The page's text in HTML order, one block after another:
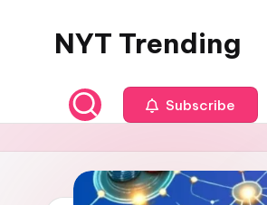
NYT Trending
Subscribe